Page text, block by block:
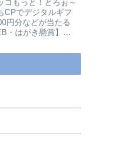
コもっと！とろぉ～
CPでデジタルギフ
円分などが当たる
・はがき懸賞】〆